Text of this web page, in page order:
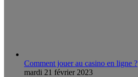
Comment jouer au casino en ligne ?
mardi 21 février 2023